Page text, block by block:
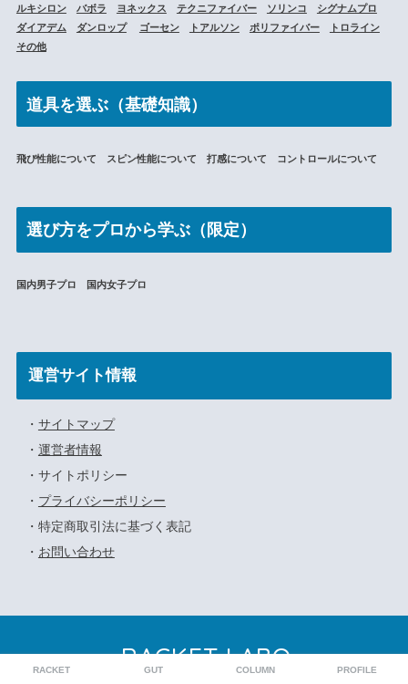
ルキシロン バボラ ヨネックス テクニファイバー ソリンコ
シグナムプロ
ダイアデム
ダンロップ ゴーセン トアルソン ポリファイバー
トロライン
その他
道具を選ぶ（基礎知識）
飛び性能について スピン性能について 打感について コントロールについて
選び方をプロから学ぶ（限定）
国内男子プロ 国内女子プロ
運営サイト情報
・ サイトマップ
・ 運営者情報
・サイトポリシー
・ プライバシーポリシー
・特定商取引法に基づく表記
・ お問い合わせ
RACKET LABO
RACKET GUT COLUMN PROFILE